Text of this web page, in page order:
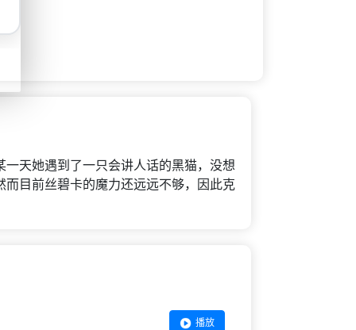
天她遇到了一只会讲人话的黑猫，没想
目前丝碧卡的魔力还远远不够，因此克
播放